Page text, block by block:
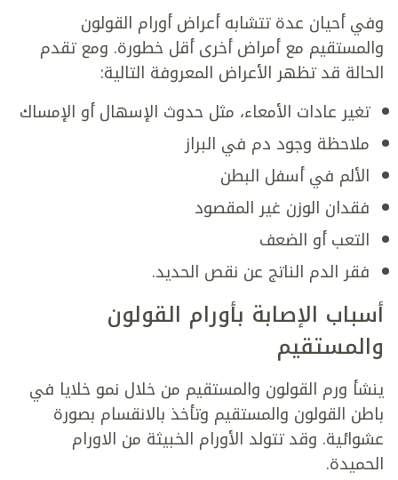
وفي أحيان عدة تتشابه أعراض أورام القولون
والمستقيم مع أمراض أخرى أقل خطورة. ومع تقدم
الحالة قد تظهر الأعراض المعروفة التالية:
تغير عادات الأمعاء، مثل حدوث الإسهال أو الإمساك
ملاحظة وجود دم في البراز
الألم في أسفل البطن
فقدان الوزن غير المقصود
التعب أو الضعف
فقر الدم الناتج عن نقص الحديد.
أسباب الإصابة بأورام القولون
والمستقيم
ينشأ ورم القولون والمستقيم من خلال نمو خلايا في
باطن القولون والمستقيم وتأخذ بالانقسام بصورة
عشوائية. وقد تتولد الأورام الخبيثة من الاورام
الحميدة.